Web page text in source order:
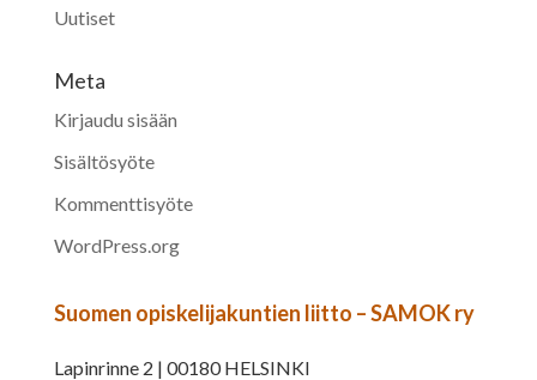
Uutiset
Meta
Kirjaudu sisään
Sisältösyöte
Kommenttisyöte
WordPress.org
Suomen opiskelijakuntien liitto – SAMOK ry
Lapinrinne 2 | 00180 HELSINKI